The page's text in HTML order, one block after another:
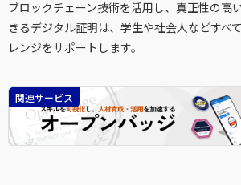
ブロックチェーン技術を活用し、真正性の高
きるデジタル証明は、学生や社会人などすべ
レンジをサポートします。
関連サービス